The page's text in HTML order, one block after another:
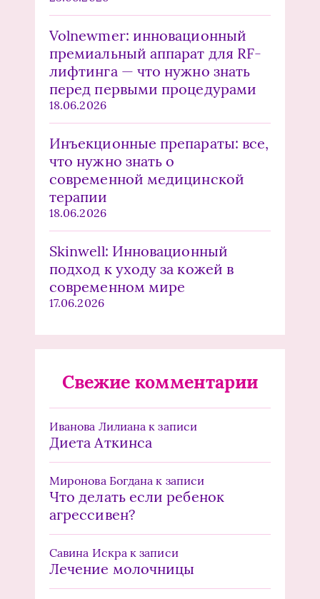
Volnewmer: инновационный
премиальный аппарат для RF-
лифтинга — что нужно знать
перед первыми процедурами
18.06.2026
Инъекционные препараты: все,
что нужно знать о
современной медицинской
терапии
18.06.2026
Skinwell: Инновационный
подход к уходу за кожей в
современном мире
17.06.2026
Свежие комментарии
Иванова Лилиана к записи
Диета Аткинса
Миронова Богдана к записи
Что делать если ребенок
агрессивен?
Савина Искрак записи
Лечение молочницы